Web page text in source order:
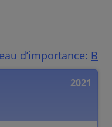
d’importance: B
2021